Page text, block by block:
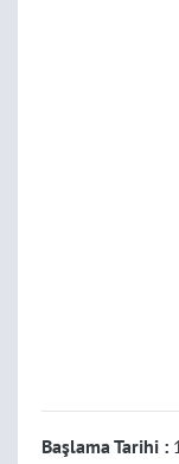
Başlama Tarihi :